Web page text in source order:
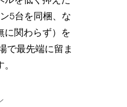
5台を同梱、な
に関わらず）を
で最先端に留ま